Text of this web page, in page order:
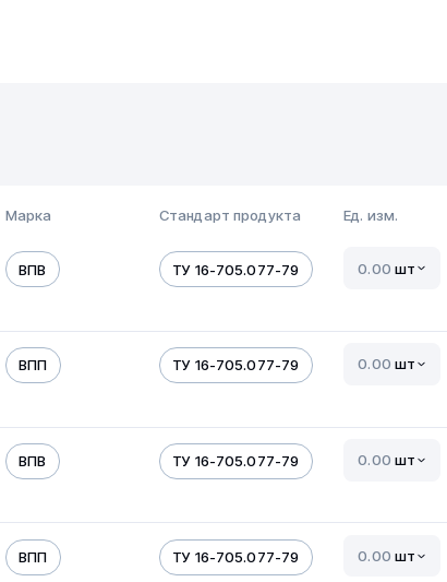
Марка Стандарт продукта Ед. изм.
ВПВ ТУ 16-705.077-79 шт
ВПП ТУ 16-705.077-79 шт
ВПВ ТУ 16-705.077-79 шт
ВПП ТУ 16-705.077-79 шт